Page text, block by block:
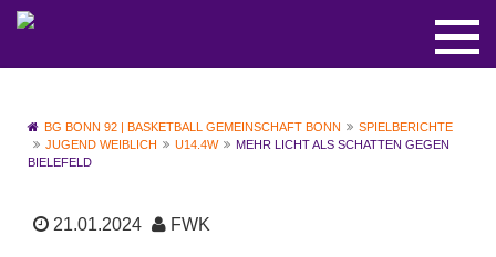
BG BONN 92 | BASKETBALL GEMEINSCHAFT BONN
SPIELBERICHTE
JUGEND WEIBLICH
U14.4W
MEHR LICHT ALS SCHATTEN GEGEN
BIELEFELD
21.01.2024 FWK